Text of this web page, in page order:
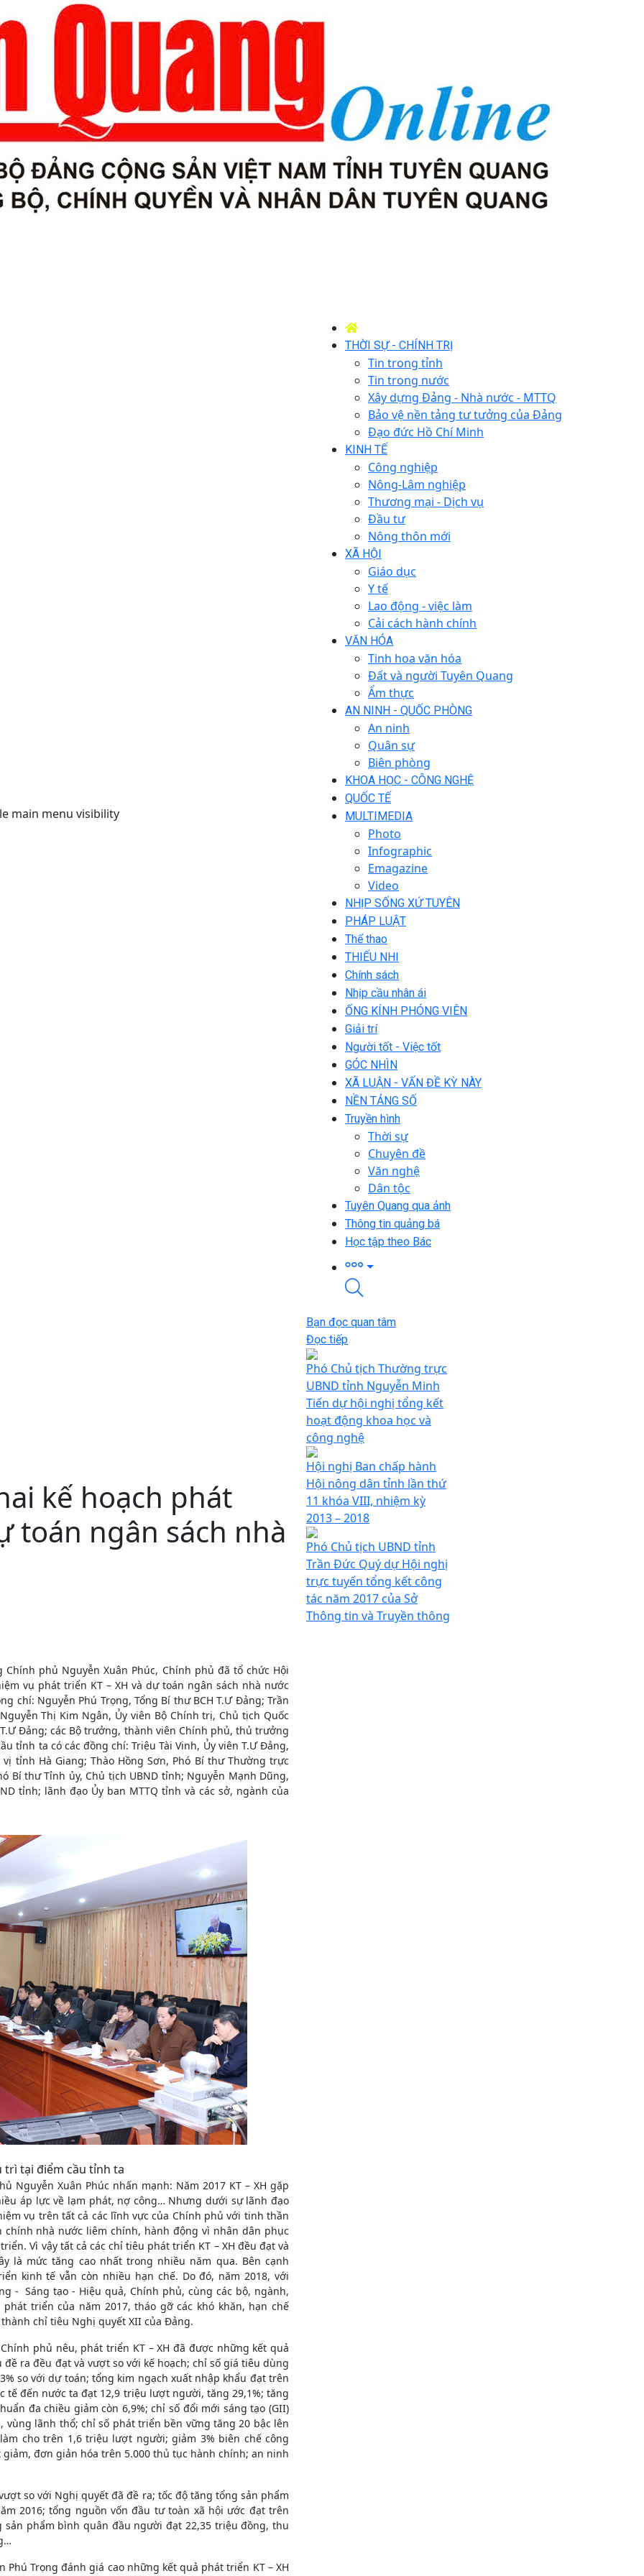
main menu visibility
THỜI SỰ - CHÍNH TRỊ
Tin trong tỉnh
Tin trong nước
Xây dựng Đảng - Nhà nước - MTTQ
Bảo vệ nền tảng tư tưởng của Đảng
Đạo đức Hồ Chí Minh
KINH TẾ
Công nghiệp
Nông-Lâm nghiệp
Thương mại - Dịch vụ
Đầu tư
Nông thôn mới
XÃ HỘI
Giáo dục
Y tế
Lao động - việc làm
Cải cách hành chính
VĂN HÓA
Tinh hoa văn hóa
Đất và người Tuyên Quang
Ẩm thực
AN NINH - QUỐC PHÒNG
An ninh
Quân sự
Biên phòng
KHOA HỌC - CÔNG NGHỆ
QUỐC TẾ
MULTIMEDIA
Photo
Infographic
Emagazine
Video
NHỊP SỐNG XỨ TUYÊN
PHÁP LUẬT
Thể thao
THIẾU NHI
Chính sách
Nhịp cầu nhân ái
ỐNG KÍNH PHÓNG VIÊN
Giải trí
Người tốt - Việc tốt
GÓC NHÌN
XÃ LUẬN - VẤN ĐỀ KỲ NÀY
NỀN TẢNG SỐ
Truyền hình
Thời sự
Chuyên đề
Văn nghệ
Dân tộc
Tuyên Quang qua ảnh
Thông tin quảng bá
Học tập theo Bác
kế hoạch phát
toán ngân sách nhà
phủ Nguyễn Xuân Phúc, Chính phủ đã tổ chức Hội
vụ phát triển KT – XH và dự toán ngân sách nhà nước
chí: Nguyễn Phú Trọng, Tổng Bí thư BCH T.Ư Đảng; Trần
Thị Kim Ngân, Ủy viên Bộ Chính trị, Chủ tịch Quốc
Đảng; các Bộ trưởng, thành viên Chính phủ, thủ trưởng
tỉnh ta có các đồng chí: Triệu Tài Vinh, Ủy viên T.Ư Đảng,
tỉnh Hà Giang; Thào Hồng Sơn, Phó Bí thư Thường trực
Bí thư Tỉnh ủy, Chủ tịch UBND tỉnh; Nguyễn Mạnh Dũng,
tỉnh; lãnh đạo Ủy ban MTTQ tỉnh và các sở, ngành của
trì tại điểm cầu tỉnh ta
Nguyễn Xuân Phúc nhấn mạnh: Năm 2017 KT – XH gặp
áp lực về lạm phát, nợ công… Nhưng dưới sự lãnh đạo
vụ trên tất cả các lĩnh vực của Chính phủ với tinh thần
nhà nước liêm chính, hành động vì nhân dân phục
Vì vậy tất cả các chỉ tiêu phát triển KT – XH đều đạt và
là mức tăng cao nhất trong nhiều năm qua. Bên cạnh
kinh tế vẫn còn nhiều hạn chế. Do đó, năm 2018, với
- Sáng tạo - Hiệu quả, Chính phủ, cùng các bộ, ngành,
triển của năm 2017, tháo gỡ các khó khăn, hạn chế
chỉ tiêu Nghị quyết XII của Đảng.
phủ nêu, phát triển KT – XH đã được những kết quả
ra đều đạt và vượt so với kế hoạch; chỉ số giá tiêu dùng
so với dự toán; tổng kim ngạch xuất nhập khẩu đạt trên
tế đến nước ta đạt 12,9 triệu lượt người, tăng 29,1%; tăng
đa chiều giảm còn 6,9%; chỉ số đổi mới sáng tạo (GII)
vùng lãnh thổ; chỉ số phát triển bền vững tăng 20 bậc lên
cho trên 1,6 triệu lượt người; giảm 3% biên chế công
đơn giản hóa trên 5.000 thủ tục hành chính; an ninh
so với Nghị quyết đã đề ra; tốc độ tăng tổng sản phẩm
2016; tổng nguồn vốn đầu tư toàn xã hội ước đạt trên
sản phẩm bình quân đầu người đạt 22,35 triệu đồng, thu
Trọng đánh giá cao những kết quả phát triển KT – XH
Bạn đọc quan tâm
Đọc tiếp
Phó Chủ tịch Thường trực
UBND tỉnh Nguyễn Minh
Tiến dự hội nghị tổng kết
hoạt động khoa học và
công nghệ
Hội nghị Ban chấp hành
Hội nông dân tỉnh lần thứ
11 khóa VIII, nhiệm kỳ
2013 – 2018
Phó Chủ tịch UBND tỉnh
Trần Đức Quý dự Hội nghị
trực tuyến tổng kết công
tác năm 2017 của Sở
Thông tin và Truyền thông